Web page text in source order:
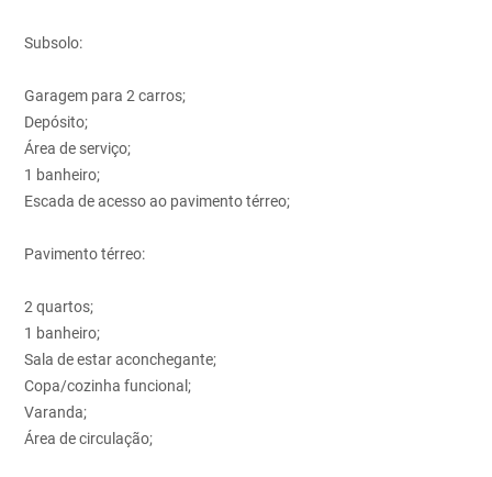
Subsolo:
Garagem para 2 carros;
Depósito;
Área de serviço;
1 banheiro;
Escada de acesso ao pavimento térreo;
Pavimento térreo:
2 quartos;
1 banheiro;
Sala de estar aconchegante;
Copa/cozinha funcional;
Varanda;
Área de circulação;